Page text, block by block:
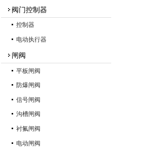
阀门控制器
控制器
电动执行器
闸阀
平板闸阀
防爆闸阀
信号闸阀
沟槽闸阀
衬氟闸阀
电动闸阀